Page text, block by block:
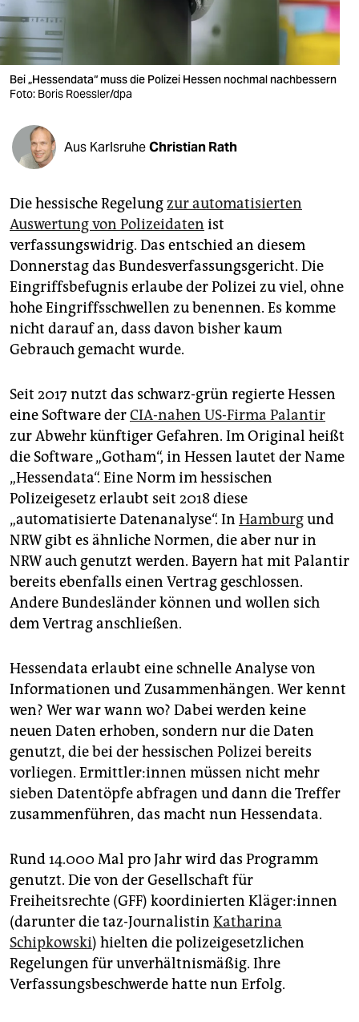
verlag
verlag
veranstaltungen
fragen & hilfe
unterstützen
abo
genossenschaft
epaper login
Bei „Hessendata“ muss die Polizei Hessen nochmal nachbessern
Foto: Boris Roessler/dpa
Aus KarlsruheChristian Rath
Die hessische Regelungzur automatisierten
Auswertung von Polizeidaten ist
verfassungswidrig. Das entschied an diesem
Donnerstag das Bundesverfassungsgericht. Die
Eingriffsbefugnis erlaube der Polizei zu viel, ohne
hohe Eingriffsschwellen zu benennen. Es komme
nicht darauf an, dass davon bisher kaum
Gebrauch gemacht wurde.
Seit 2017 nutzt das schwarz-grün regierte Hessen
eine Software derCIA-nahen US-Firma Palantir
zur Abwehr künftiger Gefahren. Im Original heißt
die Software „Gotham“, in Hessen lautet der Name
„Hessendata“. Eine Norm im hessischen
Polizeigesetz erlaubt seit 2018 diese
„automatisierte Datenanalyse“. In Hamburgund
NRW gibt es ähnliche Normen, die aber nur in
NRW auch genutzt werden. Bayern hat mit Palantir
bereits ebenfalls einen Vertrag geschlossen.
Andere Bundesländer können und wollen sich
dem Vertrag anschließen.
Hessendata erlaubt eine schnelle Analyse von
Informationen und Zusammenhängen. Wer kennt
wen? Wer war wann wo? Dabei werden keine
neuen Daten erhoben, sondern nur die Daten
genutzt, die bei der hessischen Polizei bereits
vorliegen. Er­mitt­le­r:in­nen müssen nicht mehr
sieben Datentöpfe abfragen und dann die Treffer
zusammenführen, das macht nun Hessendata.
Rund 14.000 Mal pro Jahr wird das Programm
genutzt. Die von der Gesellschaft für
Freiheitsrechte (GFF) koordinierten Klä­ge­r:in­nen
(darunter die taz-Journalistin Katharina
Schipkowski) hielten die polizeigesetzlichen
Regelungen für unverhältnismäßig. Ihre
Verfassungsbeschwerde hatte nun Erfolg.